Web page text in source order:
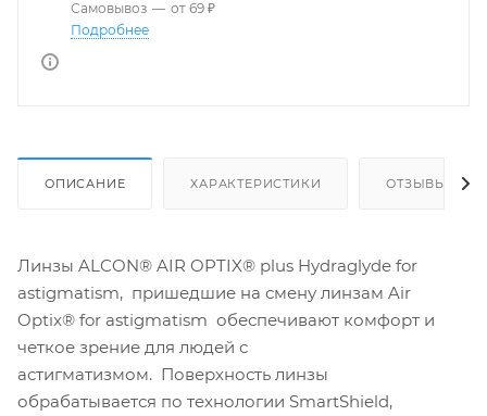
Самовывоз — от 69 ₽
Подробнее
ОПИСАНИЕ ХАРАКТЕРИСТИКИ ОТЗЫВЫ
Линзы ALCON® AIR OPTIX® plus Hydraglyde for
astigmatism, пришедшие на смену линзам Air
Optix® for astigmatism обеспечивают комфорт и
четкое зрение для людей с
астигматизмом. Поверхность линзы
обрабатывается по технологии SmartShield,